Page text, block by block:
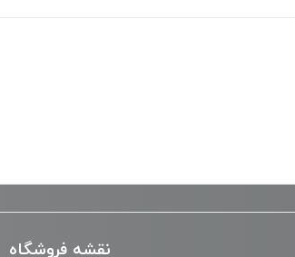
نقشه فروشگاه